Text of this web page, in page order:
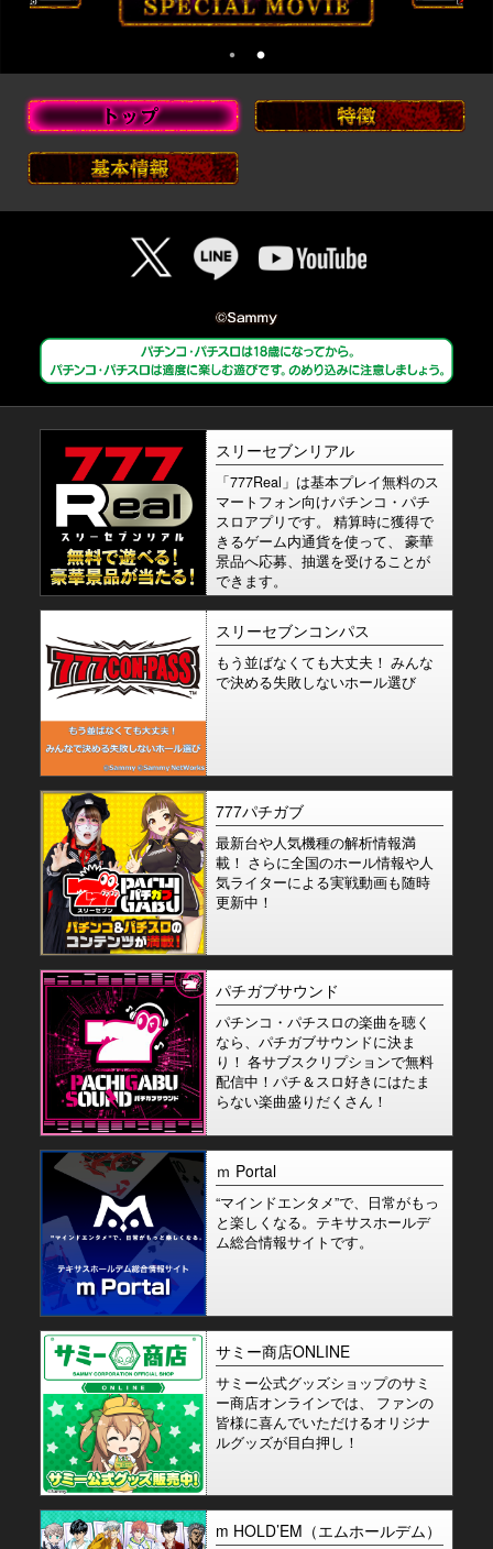
スリーセブンリアル
「777Real」は基本プレイ無料のス
マートフォン向けパチンコ・パチ
スロアプリです。 精算時に獲得で
きるゲーム内通貨を使って、 豪華
景品へ応募、抽選を受けることが
できます。
スリーセブンコンパス
もう並ばなくても大丈夫！ みんな
で決める失敗しないホール選び
777パチガブ
最新台や人気機種の解析情報満
載！ さらに全国のホール情報や人
気ライターによる実戦動画も随時
更新中！
パチガブサウンド
パチンコ・パチスロの楽曲を聴く
なら、パチガブサウンドに決ま
り！ 各サブスクリプションで無料
配信中！パチ＆スロ好きにはたま
らない楽曲盛りだくさん！
ｍ Portal
“マインドエンタメ”で、日常がもっ
と楽しくなる。テキサスホールデ
ム総合情報サイトです。
サミー商店ONLINE
サミー公式グッズショップのサミ
ー商店オンラインでは、 ファンの
皆様に喜んでいただけるオリジナ
ルグッズが目白押し！
m HOLD’EM（エムホールデム）